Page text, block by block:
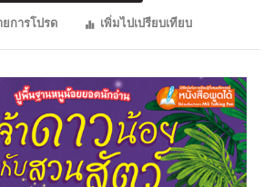
ยการโปรด
เพิ่มไปเปรียบเทียบ